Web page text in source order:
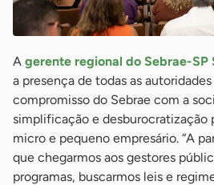
A gerente regional do Sebrae-SP
a presença de todas as
compromisso do Sebrae com a
simplificação e desburocratização
micro e pequeno empresário. “A
que chegarmos aos gestores
programas, buscarmos leis e